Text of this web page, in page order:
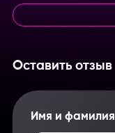
Оставить отзыв
Имя и фамилия